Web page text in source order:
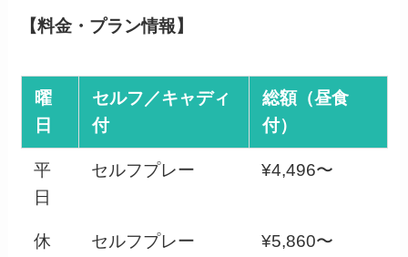
【料金・プラン情報】
曜
日
セルフ／キャディ
付
総額（昼食
付）
平
日
セルフプレー ¥4,496〜
休
セルフプレー ¥5,860〜